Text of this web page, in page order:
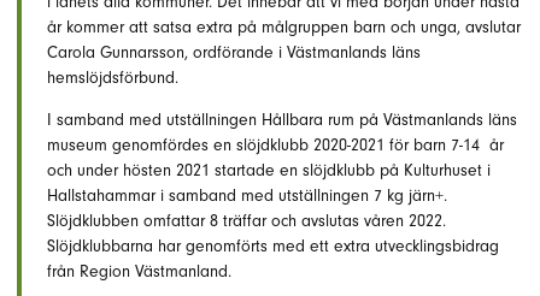
år kommer att satsa extra på målgruppen barn och unga, avslutar
Carola Gunnarsson, ordförande i Västmanlands läns
hemslöjdsförbund.
I samband med utställningen Hållbara rum på Västmanlands läns
museum genomfördes en slöjdklubb 2020-2021 för barn 7-14 år
och under hösten 2021 startade en slöjdklubb på Kulturhuset i
Hallstahammar i samband med utställningen 7 kg järn+.
Slöjdklubben omfattar 8 träffar och avslutas våren 2022.
Slöjdklubbarna har genomförts med ett extra utvecklingsbidrag
från Region Västmanland.